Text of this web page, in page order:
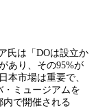
氏は「DOは設立か
あり、その95%が
本市場は重要で、
ミュージアムを
内で開催される